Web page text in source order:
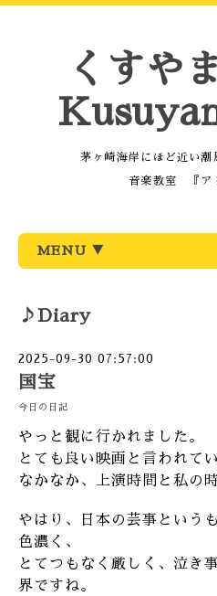
くすや
茅ヶ崎海岸にほど近い潮
音楽教室 『ア
MENU ▼
♪Diary
2025-09-30 07:57:00
国宝
今日の日記
やっと観に行かれました。
とても良い映画と言われて
なかなか、上演時間と私の
やはり、日本の芸事という
色濃く、
とてつもなく厳しく、泣き
界ですね。